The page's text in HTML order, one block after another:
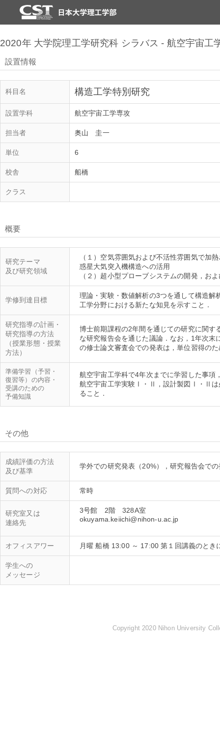
2020年 大学院理工学研究科 シラバス - 航空宇宙工
設置情報
科目名 構造工学特別研究
設置学科 航空宇宙工学専攻
担当者 奥山 圭一
単位 6
校舎 船橋
クラス
概要
研究テーマ
及び研究領域
（１）空気雰囲気および不活性雰囲気で加
惑星大気突入機構造への活用
学修到達目標
理論・実験・数値解析の3つを通して構造
研究指導の計画・
研究指導の方法
（授業形態・授業
方法）
博士前期課程の2年間を通じての研究に関
な研究報告会を通じた議論．なお，1年次
準備学習（予習・
復習等）の内容・
受講のための
予備知識
航空宇宙工学科で4年次までに学習した事
航空宇宙工学実験Ⅰ・Ⅱ，設計製図Ⅰ・Ⅱは
その他
成績評価の方法
及び基準
質問への対応
研究室又は
連絡先
3号館 2階 328A室
okuyama.keiichi@nihon-u.ac.jp
オフィスアワー 月曜 船橋 13:00 ～ 17:00 第１回講義のとき
学生への
メッセージ
Copyright 2020 Nihon University